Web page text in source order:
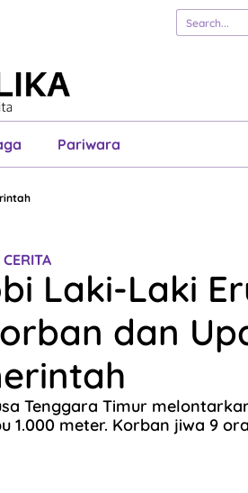
Pariwara
Justisia
CERITA
Laki-Laki
dan
Tenggara Timur
1.000 meter. Korban jiwa 9